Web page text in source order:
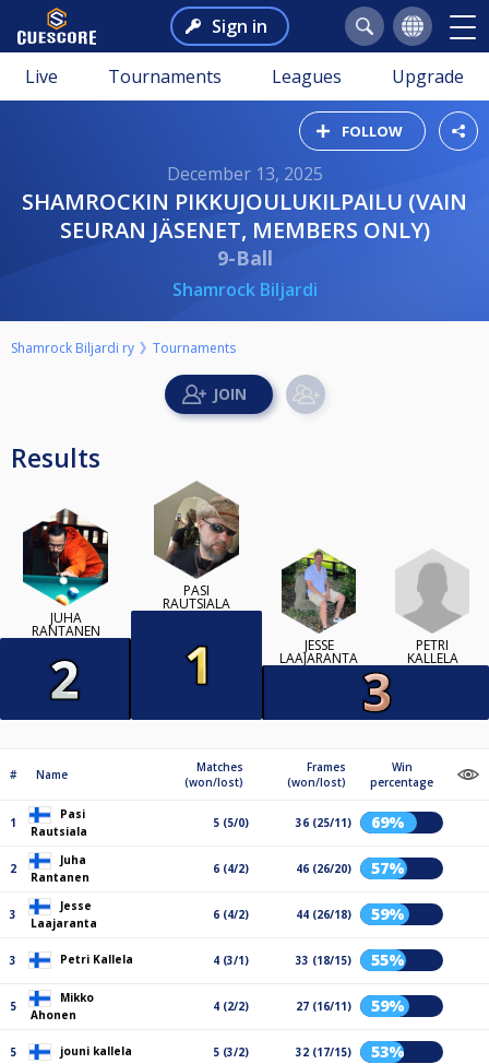
Sign in
Live Tournaments Leagues Upgrade
FOLLOW
December 13, 2025
SHAMROCKIN PIKKUJOULUKILPAILU (VAIN
SEURAN JÄSENET, MEMBERS ONLY)
9-Ball
Shamrock Biljardi
Shamrock Biljardi ry Tournaments
Results
JUHA
RANTANEN
PASI
RAUTSIALA
JESSE
LAAJARANTA
PETRI
KALLELA
# Name
Matches
(won/lost)
Frames
(won/lost)
Win
percentage
1
Pasi
Rautsiala
5 (5/0) 36 (25/11) 69%
2
Juha
Rantanen
6 (4/2) 46 (26/20) 57%
3
Jesse
Laajaranta
6 (4/2) 44 (26/18) 59%
3 Petri Kallela 4 (3/1) 33 (18/15) 55%
5
Mikko
Ahonen
4 (2/2) 27 (16/11) 59%
5 jouni kallela 5 (3/2) 32 (17/15) 53%